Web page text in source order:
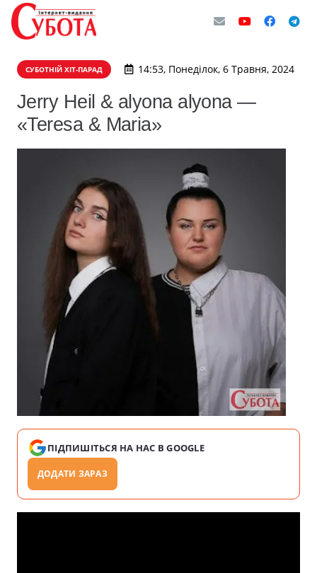
СУБОТНІЙ ХІТ-ПАРАД 14:53, Понеділок, 6 Травня, 2024
Jerry Heil & alyona alyona —
«Teresa & Maria»
ПІДПИШІТЬСЯ НА НАС В GOOGLE
ДОДАТИ ЗАРАЗ